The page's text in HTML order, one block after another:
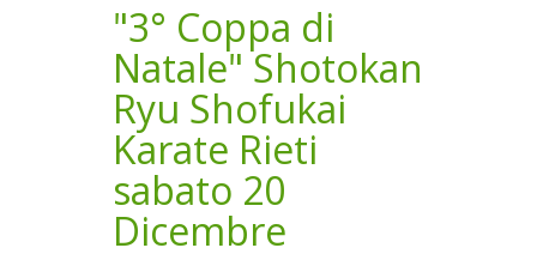
"3° Coppa di
Natale" Shotokan
Ryu Shofukai
Karate Rieti
sabato 20
Dicembre